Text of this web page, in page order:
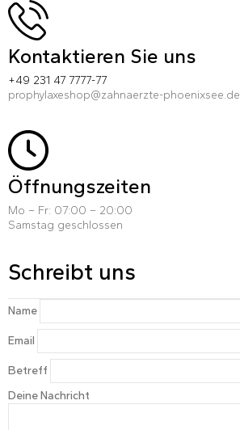
Kontaktieren Sie uns
+49 231 47 7777-77
prophylaxeshop@zahnaerzte-phoenixsee.de
Öffnungszeiten
Mo – Fr: 07:00 – 20:00
Samstag geschlossen
Schreibt uns
Name
Email
Betreff
Deine Nachricht